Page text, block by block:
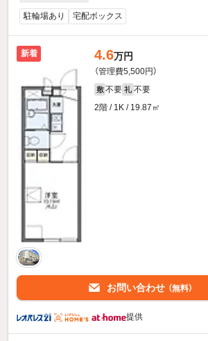
駐輪場あり 宅配ボックス
新着 4.6万円
（管理費5,500円）
敷 不要 礼 不要
2階 / 1K / 19.87㎡
お問い合わせ （無料）
提供